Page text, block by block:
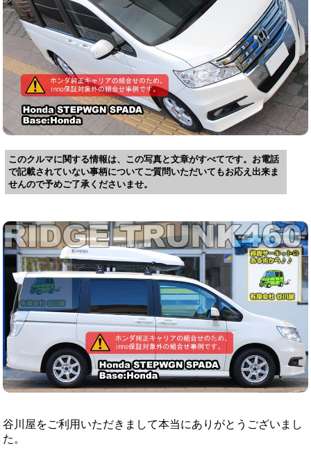
このクルマに関する情報は、この写真と文章がすべてです。お電話
で記載されていない事柄についてご質問いただいてもお応え出来ま
せんので予めご了承くださいませ。
谷川屋をご利用いただきまして本当にありがとうございまし
た。